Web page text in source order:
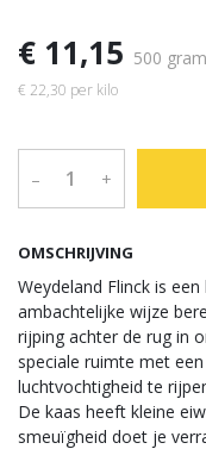
OMSCHRIJVING
Weydeland Flinck is
ambachtelijke wijze
rijping achter de rug in
speciale ruimte met
luchtvochtigheid te
De kaas heeft kleine
smeuïgheid doet je
€ 11,15 500 gram
€ 22,30 per kilo
– +